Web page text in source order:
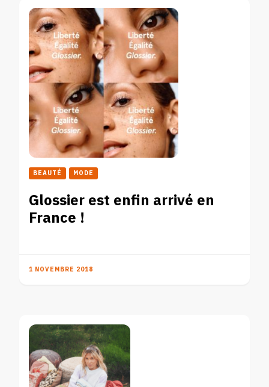
BEAUTÉ MODE
Glossier est enfin arrivé en
France !
1 NOVEMBRE 2018